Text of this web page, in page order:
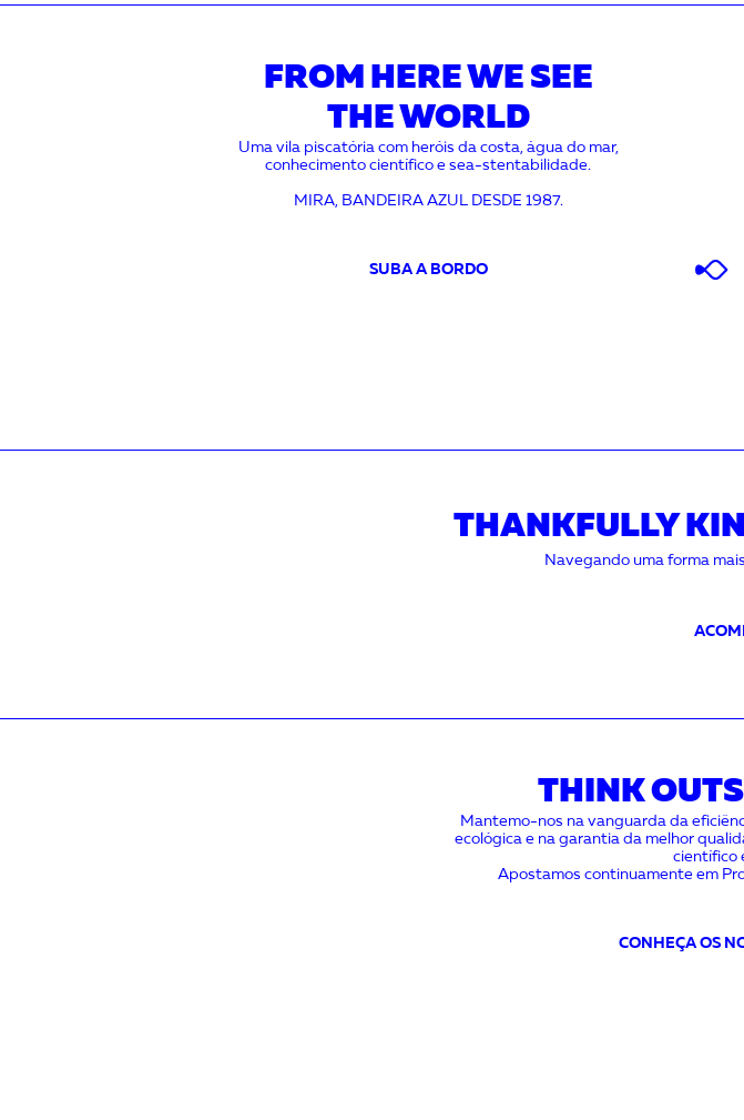
FROM HERE WE SEE
THE WORLD
Uma vila piscatória com heróis da costa, água do mar,
conhecimento científico e sea-stentabilidade.
MIRA, BANDEIRA AZUL DESDE 1987.
SUBA A BORDO
THANKFULLY
Navegando uma forma
THINK
Mantemo-nos na vanguarda da
ecológica e na garantia da melhor
científico
Apostamos continuamente em
CONHEÇA OS